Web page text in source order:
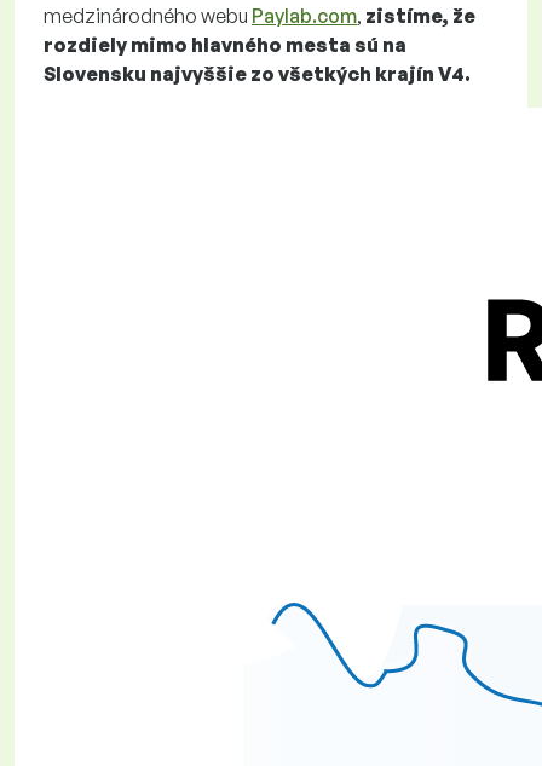
medzinárodného webu Paylab.com, zistíme, že
rozdiely mimo hlavného mesta sú na
Slovensku najvyššie zo všetkých krajín V4.